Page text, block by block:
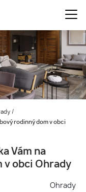
/
rodinný dom v obci
Vám na
v obci Ohrady
Ohrady